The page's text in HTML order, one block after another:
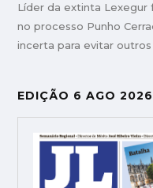
Líder da extinta Lexegur
no processo Punho
incerta para evitar
EDIÇÃO 6 AGO 2026